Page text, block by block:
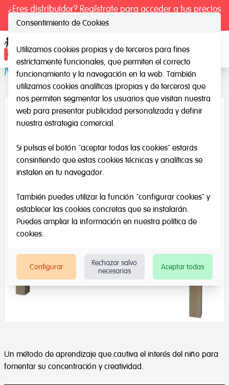
¿Eres distribuidor? Regístrate para acceder a tus precios
exclusivos.
Mesa de Luz con enchufe a la pared
Un método de aprendizaje que cautiva el interés del niño para
fomentar su concentración y creatividad.
Consentimiento de Cookies
Utilizamos cookies propias y de terceros para fines
estrictamente funcionales, que permiten el correcto
funcionamiento y la navegación en la web. También
utilizamos cookies analíticas (propias y de terceros) que
nos permiten segmentar los usuarios que visitan nuestra
web para presentar publicidad personalizada y definir
nuestra estrategia comercial.
Si pulsas el botón “aceptar todas las cookies” estarás
consintiendo que estas cookies técnicas y analíticas se
instalen en tu navegador.
También puedes utilizar la función “configurar cookies” y
establecer las cookies concretas que se instalarán.
Puedes ampliar la información en nuestra política de
cookies.
Configurar
Rechazar salvo
necesarias
Aceptar todas